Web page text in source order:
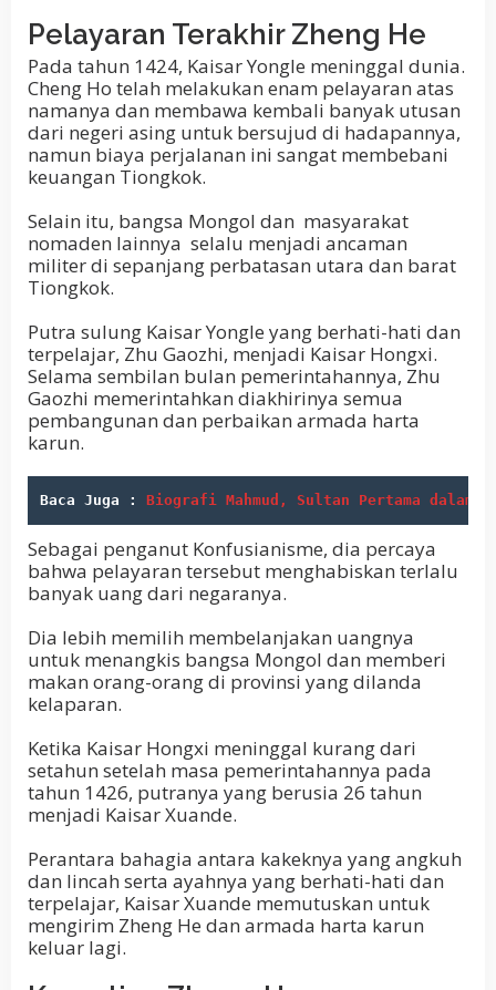
Pelayaran Terakhir Zheng He
Pada tahun 1424, Kaisar Yongle meninggal dunia.
Cheng Ho telah melakukan enam pelayaran atas
namanya dan membawa kembali banyak utusan
dari negeri asing untuk bersujud di hadapannya,
namun biaya perjalanan ini sangat membebani
keuangan Tiongkok.
Selain itu, bangsa Mongol dan masyarakat
nomaden lainnya selalu menjadi ancaman
militer di sepanjang perbatasan utara dan barat
Tiongkok.
Putra sulung Kaisar Yongle yang berhati-hati dan
terpelajar, Zhu Gaozhi, menjadi Kaisar Hongxi.
Selama sembilan bulan pemerintahannya, Zhu
Gaozhi memerintahkan diakhirinya semua
pembangunan dan perbaikan armada harta
karun.
Baca Juga : Biografi Mahmud, Sultan Pertama dalam
Sebagai penganut Konfusianisme, dia percaya
bahwa pelayaran tersebut menghabiskan terlalu
banyak uang dari negaranya.
Dia lebih memilih membelanjakan uangnya
untuk menangkis bangsa Mongol dan memberi
makan orang-orang di provinsi yang dilanda
kelaparan.
Ketika Kaisar Hongxi meninggal kurang dari
setahun setelah masa pemerintahannya pada
tahun 1426, putranya yang berusia 26 tahun
menjadi Kaisar Xuande.
Perantara bahagia antara kakeknya yang angkuh
dan lincah serta ayahnya yang berhati-hati dan
terpelajar, Kaisar Xuande memutuskan untuk
mengirim Zheng He dan armada harta karun
keluar lagi.